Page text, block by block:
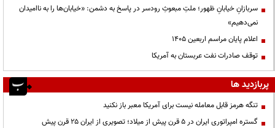
سربازانِ خیابانِ ظهور؛ ملتِ مبعوثِ رودسر در پاسخ به دشمن: «خیابان‌ها را به ناامیدان
نمی‌دهیم»
اعلام پایان مراسم اربعین ۱۴۰۵
توقف صادرات نفت عربستان به آمریکا
پربازدید ها
تنگه هرمز قابل معامله نیست برای آمریکا معبر باز نکنید
گستره امپراتوری ایران در ۵ قرن پیش از میلاد؛ تصویری از ایران ۲۵ قرن پیش